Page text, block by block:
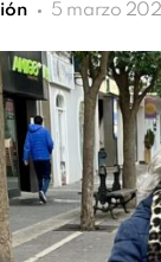
5 marzo